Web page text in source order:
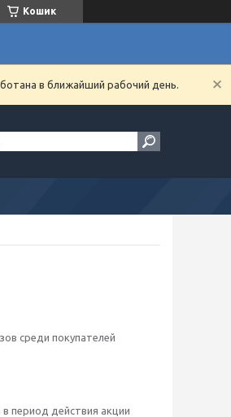
Кошик
в ближайший рабочий день.
среди покупателей
период действия акции